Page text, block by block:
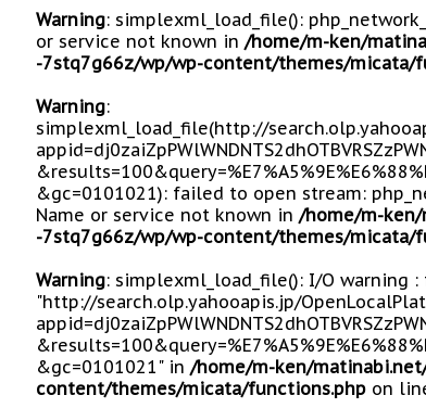
Warning: simplexml_load_file():
or service not known in /home/m-ken/
-7stq7g66z/wp/wp-content/themes/micata/
Warning:
simplexml_load_file(http://
&gc=0101021): failed to open stream:
Name or service not known in /home/m-
-7stq7g66z/wp/wp-content/themes/micata/
Warning: simplexml_load_file(): I/O
"http://search.olp.yahooapis.jp/
&gc=0101021" in /home/m-ken/
content/themes/micata/functions.php on